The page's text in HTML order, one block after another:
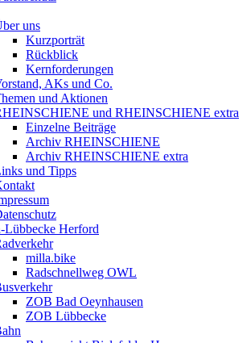
uns
Kurzporträt
Rückblick
Kernforderungen
AKs und Co.
und Aktionen
und RHEINSCHIENE extra
Einzelne Beiträge
Archiv RHEINSCHIENE
Archiv RHEINSCHIENE extra
und Tipps
Lübbecke Herford
milla.bike
Radschnellweg OWL
ZOB Bad Oeynhausen
ZOB Lübbecke